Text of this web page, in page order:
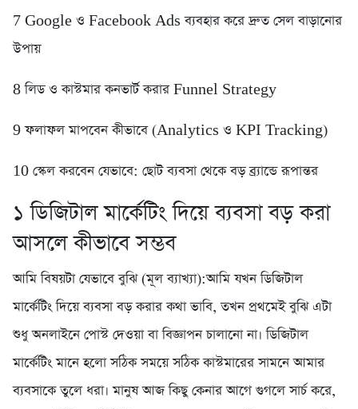
7️ Google ও Facebook Ads ব্যবহার করে দ্রুত সেল বাড়ানোর
উপায়
8️ লিড ও কাস্টমার কনভার্ট করার Funnel Strategy
9️ ফলাফল মাপবেন কীভাবে (Analytics ও KPI Tracking)
10 স্কেল করবেন যেভাবে: ছোট ব্যবসা থেকে বড় ব্র্যান্ডে রূপান্তর
১️ ডিজিটাল মার্কেটিং দিয়ে ব্যবসা বড় করা
আসলে কীভাবে সম্ভব
আমি বিষয়টা যেভাবে বুঝি (মূল ব্যাখ্যা):আমি যখন ডিজিটাল
মার্কেটিং দিয়ে ব্যবসা বড় করার কথা ভাবি, তখন প্রথমেই বুঝি এটা
শুধু অনলাইনে পোস্ট দেওয়া বা বিজ্ঞাপন চালানো না। ডিজিটাল
মার্কেটিং মানে হলো সঠিক সময়ে সঠিক কাস্টমারের সামনে আমার
ব্যবসাকে তুলে ধরা। মানুষ আজ কিছু কেনার আগে গুগলে সার্চ করে,